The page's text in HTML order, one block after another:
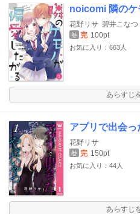
noicomi 隣のケ
花野リサ 碧井こなつ
巻 完 100pt
お気に入り：663人
あらすじ
アプリで出会
花野リサ
巻 完 150pt
お気に入り：44人
あらすじ